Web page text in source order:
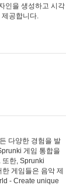
인을 생성하고 시각
공합니다.
다양한 경험을 발
게임 통합을
또한, Sprunki
게임들은 음악 제
- Create unique